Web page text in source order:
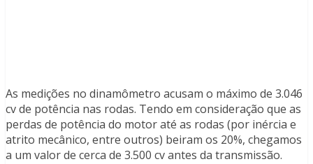
As medições no dinamômetro acusam o máximo de 3.046
cv de potência nas rodas. Tendo em consideração que as
perdas de potência do motor até as rodas (por inércia e
atrito mecânico, entre outros) beiram os 20%, chegamos
a um valor de cerca de 3.500 cv antes da transmissão.